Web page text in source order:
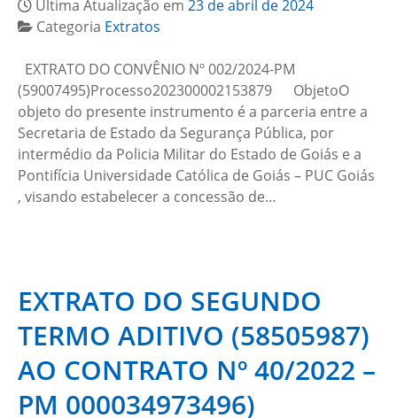
Última Atualização em 23 de abril de 2024
Categoria Extratos
EXTRATO DO CONVÊNIO Nº 002/2024-PM
(59007495)Processo202300002153879 ObjetoO
objeto do presente instrumento é a parceria entre a
Secretaria de Estado da Segurança Pública, por
intermédio da Policia Militar do Estado de Goiás e a
Pontifícia Universidade Católica de Goiás – PUC Goiás
, visando estabelecer a concessão de…
EXTRATO DO SEGUNDO
TERMO ADITIVO (58505987)
AO CONTRATO Nº 40/2022 –
PM 000034973496)